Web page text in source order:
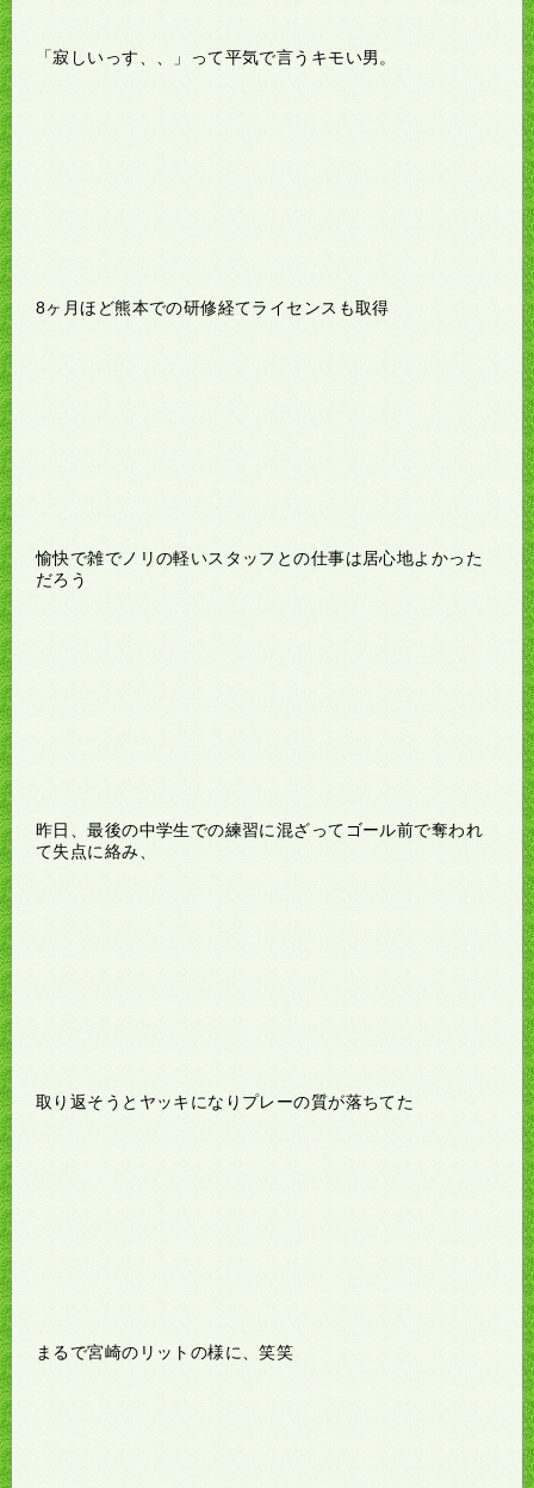
「寂しいっす、、」って平気で言うキモい男。
8ヶ月ほど熊本での研修経てライセンスも取得
愉快で雑でノリの軽いスタッフとの仕事は居心地よかった
だろう
昨日、最後の中学生での練習に混ざってゴール前で奪われ
て失点に絡み、
取り返そうとヤッキになりプレーの質が落ちてた
まるで宮崎のリットの様に、笑笑